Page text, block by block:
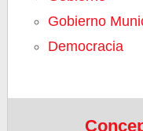
Gobierno
Democracia